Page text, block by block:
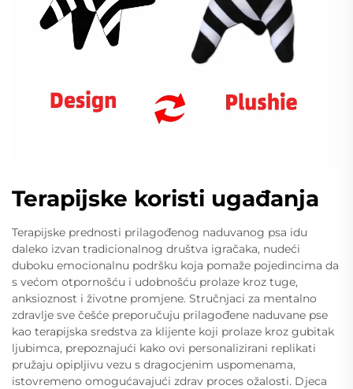
Terapijske koristi ugađanja
Terapijske prednosti prilagođenog naduvanog psa idu
daleko izvan tradicionalnog društva igračaka, nudeći
duboku emocionalnu podršku koja pomaže pojedincima da
s većom otpornošću i udobnošću prolaze kroz tuge,
anksioznost i životne promjene. Stručnjaci za mentalno
zdravlje sve češće preporučuju prilagođene naduvane pse
kao terapijska sredstva za klijente koji prolaze kroz gubitak
ljubimca, prepoznajući kako ovi personalizirani replikati
pružaju opipljivu vezu s dragocjenim uspomenama,
istovremeno omogućavajući zdrav proces ožalosti. Djeca